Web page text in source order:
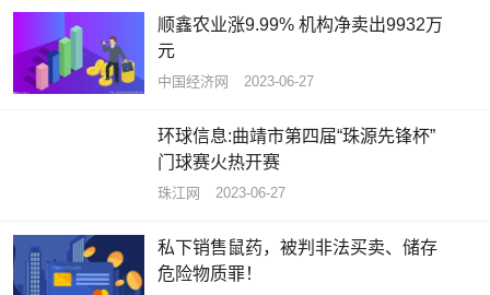
顺鑫农业涨9.99% 机构净卖出9932万
元
中国经济网 2023-06-27
环球信息:曲靖市第四届“珠源先锋杯”
门球赛火热开赛
珠江网 2023-06-27
私下销售鼠药，被判非法买卖、储存
危险物质罪！